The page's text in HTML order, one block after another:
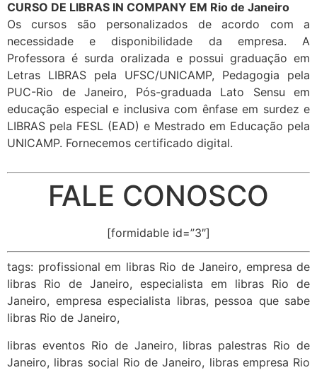
CURSO DE LIBRAS IN COMPANY EM Rio de Janeiro
Os cursos são personalizados de acordo com a
necessidade e disponibilidade da empresa. A
Professora é surda oralizada e possui graduação em
Letras LIBRAS pela UFSC/UNICAMP, Pedagogia pela
PUC-Rio de Janeiro, Pós-graduada Lato Sensu em
educação especial e inclusiva com ênfase em surdez e
LIBRAS pela FESL (EAD) e Mestrado em Educação pela
UNICAMP. Fornecemos certificado digital.
FALE CONOSCO
[formidable id=”3″]
tags: profissional em libras Rio de Janeiro, empresa de
libras Rio de Janeiro, especialista em libras Rio de
Janeiro, empresa especialista libras, pessoa que sabe
libras Rio de Janeiro,
libras eventos Rio de Janeiro, libras palestras Rio de
Janeiro, libras social Rio de Janeiro, libras empresa Rio